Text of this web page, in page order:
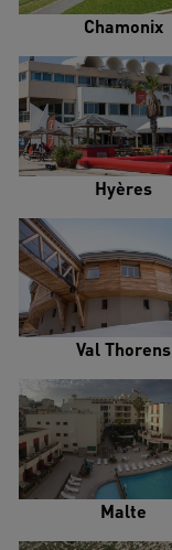
Chamonix
Hyères
Val Thorens
Malte